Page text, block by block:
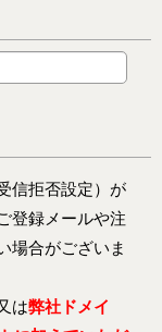
信拒否設定）が
登録メールや注
場合がございま
は弊社ドメイ